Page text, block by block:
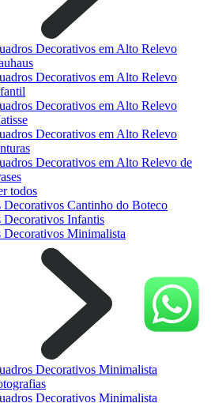
Decorativos em Alto Relevo
Decorativos em Alto Relevo
Decorativos em Alto Relevo
Decorativos em Alto Relevo
Decorativos em Alto Relevo de
todos
Decorativos Cantinho do Boteco
Decorativos Infantis
Decorativos Minimalista
Decorativos Minimalista
Decorativos Minimalista